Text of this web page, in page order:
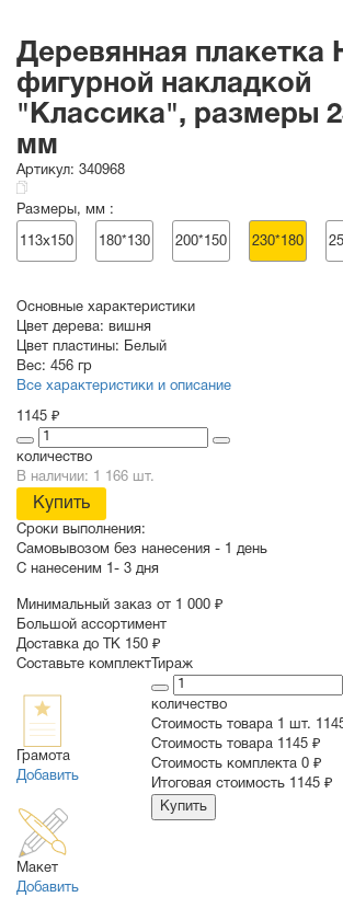
Деревянная плакетка
фигурной накладкой
"Классика", размеры
мм
Артикул: 340968
Размеры, мм :
113х150 180*130 200*150 230*180
Основные характеристики
Цвет дерева: вишня
Цвет пластины: Белый
Вес: 456 гр
Все характеристики и описание
1145 ₽
количество
В наличии: 1 166 шт.
Купить
Сроки выполнения:
Самовывозом без нанесения -
1 день
С нанесеним
1- 3 дня
Минимальный заказ от 1 000 ₽
Большой ассортимент
Доставка до ТК 150 ₽
Составьте комплект
Грамота
Добавить
Макет
Добавить
Тираж
количество
Стоимость товара 1 шт.
Cтоимость товара
1145 ₽
Стоимость комплекта 0 ₽
Итоговая стоимость
1145 ₽
Купить